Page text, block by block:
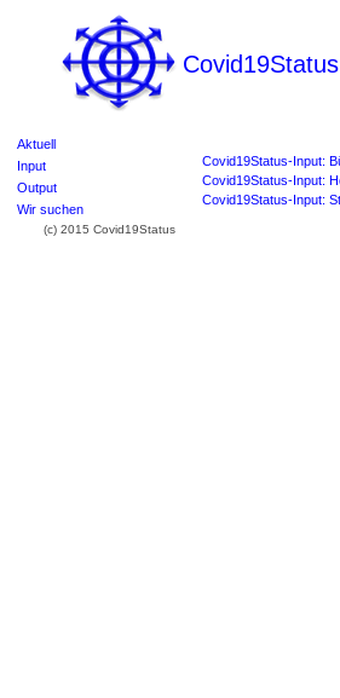
Covid19Status
Aktuell
Input
Output
Wir suchen
Covid19Status-Input:
Covid19Status-Input:
Covid19Status-Input:
(c) 2015 Covid19Status